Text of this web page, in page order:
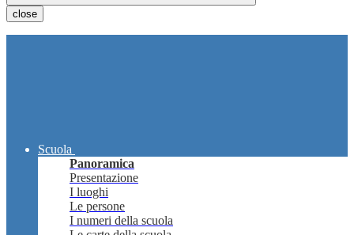
close
Scuola
Panoramica
Presentazione
I luoghi
Le persone
I numeri della scuola